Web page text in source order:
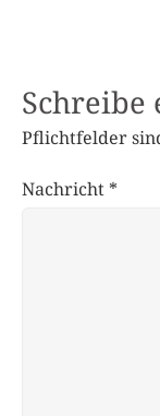
Pflichtfelder
Nachricht *